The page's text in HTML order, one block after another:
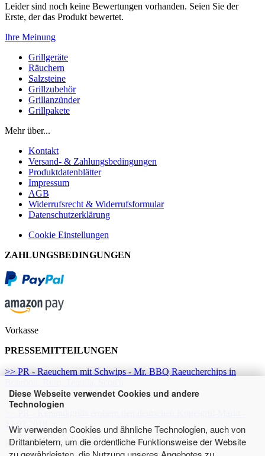
Diese Webseite verwendet Cookies und andere
Technologien
Wir verwenden Cookies und ähnliche Technologien, auch von
Drittanbietern, um die ordentliche Funktionsweise der Website
Leider sind noch keine Bewertungen vorhanden. Seien Sie der
Erste, der das Produkt bewertet.
Ihre Meinung
Grillgeräte
Räuchern
Salzsteine
Grillzubehör
Grillanzünder
Grillpakete
Mehr über...
Kontakt
Versand- & Zahlungsbedingungen
Produktdatenblätter
Impressum
AGB
Widerrufsrecht & Widerrufsformular
Datenschutzerklärung
Cookie Einstellungen
ZAHLUNGSBEDINGUNGEN
Vorkasse
PRESSEMITTEILUNGEN
>> PR - Raeuchern mit Schwips - Mr. BBQ Raeucherchips in
KONTAKT / ANSCHRIFT